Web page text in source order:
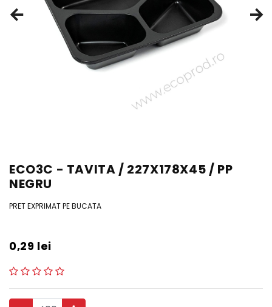
ECO3C - TAVITA / 227X178X45 / PP
NEGRU
PRET EXPRIMAT PE BUCATA
0,29 lei